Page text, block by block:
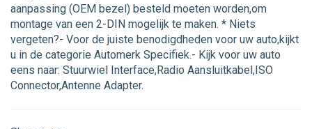
aanpassing (OEM bezel) besteld moeten worden,om
montage van een 2-DIN mogelijk te maken. * Niets
vergeten?- Voor de juiste benodigdheden voor uw auto,kijkt
u in de categorie Automerk Specifiek.- Kijk voor uw auto
eens naar: Stuurwiel Interface,Radio Aansluitkabel,ISO
Connector,Antenne Adapter.